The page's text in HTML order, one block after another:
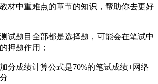
材中重难点的章节的知识，帮助你去更好
试题目全部都是选择题，可能会在笔试中
押题作用；
分成绩计算公式是70%的笔试成绩+网络